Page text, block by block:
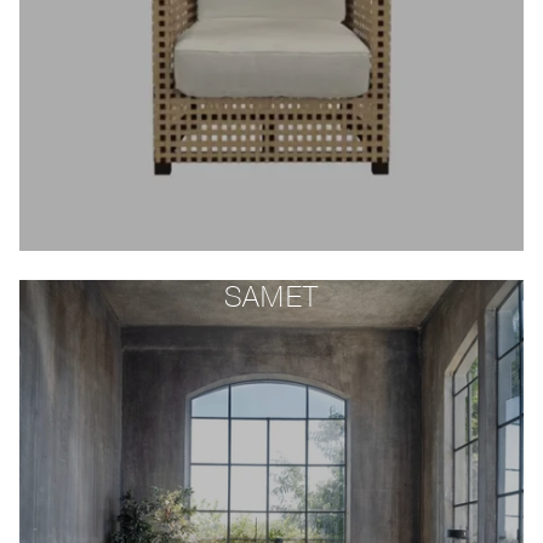
SAMET